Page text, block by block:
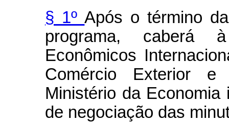
§ 1ºApós o término
programa, caberá
Econômicos
Comércio Exterior e
Ministério da
de negociação das